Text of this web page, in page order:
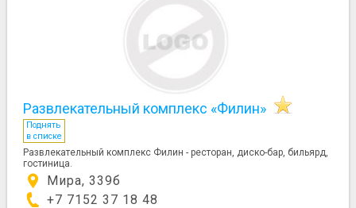
Развлекательный комплекс «Филин»
Поднять
в списке
Развлекательный комплекс Филин - ресторан, диско-бар, бильярд,
гостиница.
Мира, 339б
+7 7152 37 18 48